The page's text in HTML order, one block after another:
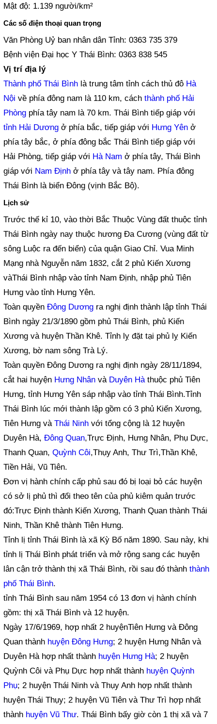
Mật độ: 1.139 người/km²
Các số điện thoại quan trọng
Văn Phòng Uỷ ban nhân dân Tỉnh: 0363 735 379
Bệnh viện Đại học Y Thái Bình: 0363 838 545
Vị trí địa lý
Thành phố Thái Bình là trung tâm tỉnh cách thủ đô Hà
Nội về phía đông nam là 110 km, cáchthành phố Hải
Phòng phía tây nam là 70 km. Thái Bình tiếp giáp với
tỉnh Hải Dương ở phía bắc, tiếp giáp với Hưng Yên ở
phía tây bắc, ở phía đông bắc Thái Bình tiếp giáp với
Hải Phòng, tiếp giáp với Hà Nam ở phía tây, Thái Bình
giáp với Nam Định ở phía tây và tây nam. Phía đông
Thái Bình là biển Đông (vịnh Bắc Bộ).
Lịch sử
Trước thế kỉ 10, vào thời Bắc Thuộc Vùng đất thuộc tỉnh
Thái Bình ngày nay thuộc hương Đa Cương (vùng đất từ
sông Luộc ra đến biển) của quận Giao Chỉ. Vua Minh
Mạng nhà Nguyễn năm 1832, cắt 2 phủ Kiến Xương
vàThái Bình nhập vào tỉnh Nam Định, nhập phủ Tiên
Hưng vào tỉnh Hưng Yên.
Toàn quyềnĐông Dương ra nghị định thành lập tỉnh Thái
Bình ngày 21/3/1890 gồm phủ Thái Bình, phủ Kiến
Xương và huyện Thần Khê. Tỉnh lỵ đặt tại phủ lỵ Kiến
Xương, bờ nam sông Trà Lý.
Toàn quyền Đông Dương ra nghị định ngày 28/11/1894,
cắt hai huyện Hưng Nhân và Duyên Hàthuộc phủ Tiên
Hưng, tỉnh Hưng Yên sáp nhập vào tỉnh Thái Bình.Tỉnh
Thái Bình lúc mới thành lập gồm có 3 phủ Kiến Xương,
Tiên Hưng vàThái Ninh với tổng cộng là 12 huyện
Duyên Hà,Đông Quan,Trực Định, Hưng Nhân, Phụ Dực,
Thanh Quan,Quỳnh Côi,Thụy Anh, Thư Trì,Thần Khê,
Tiền Hải, Vũ Tiên.
Đơn vị hành chính cấp phủ sau đó bị loại bỏ các huyện
có sở lị phủ thì đổi theo tên của phủ kiêm quản trước
đó:Trực Định thành Kiến Xương, Thanh Quan thành Thái
Ninh, Thần Khê thành Tiên Hưng.
Tỉnh lị tỉnh Thái Bình là xã Kỳ Bố năm 1890. Sau này, khi
tỉnh lị Thái Bình phát triển và mở rộng sang các huyện
lân cận trở thành thị xã Thái Bình, rồi sau đó thànhthành
phố Thái Bình.
tỉnh Thái Bình sau năm 1954 có 13 đơn vị hành chính
gồm: thị xã Thái Bình và 12 huyện.
Ngày 17/6/1969, hợp nhất 2 huyệnTiên Hưng và Đông
Quan thành huyện Đông Hưng; 2 huyện Hưng Nhân và
Duyên Hà hợp nhất thành huyện Hưng Hà; 2 huyện
Quỳnh Côi và Phụ Dực hợp nhất thành huyện Quỳnh
Phụ; 2 huyện Thái Ninh và Thụy Anh hợp nhất thành
huyện Thái Thụy; 2 huyện Vũ Tiên và Thư Trì hợp nhất
thành huyện Vũ Thư. Thái Bình bấy giờ còn 1 thị xã và 7